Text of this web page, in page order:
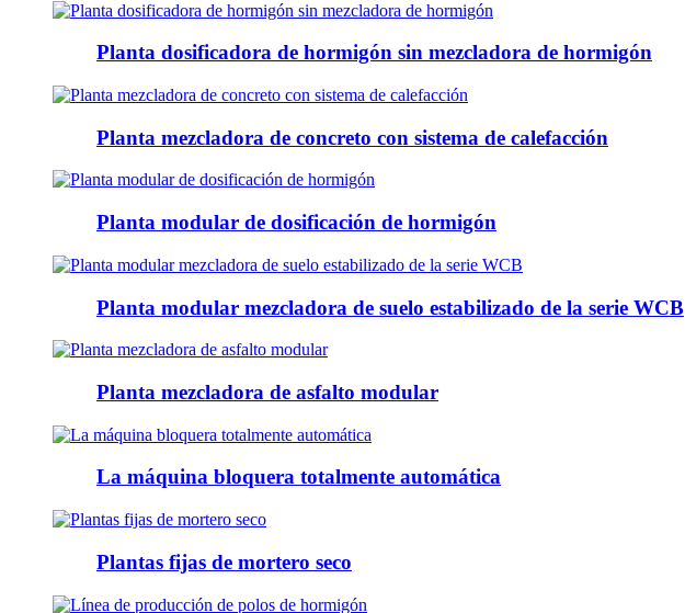
Planta dosificadora de hormigón sin mezcladora de hormigón
Planta mezcladora de concreto con sistema de calefacción
Planta modular de dosificación de hormigón
Planta modular mezcladora de suelo estabilizado de la serie WCB
Planta mezcladora de asfalto modular
La máquina bloquera totalmente automática
Plantas fijas de mortero seco